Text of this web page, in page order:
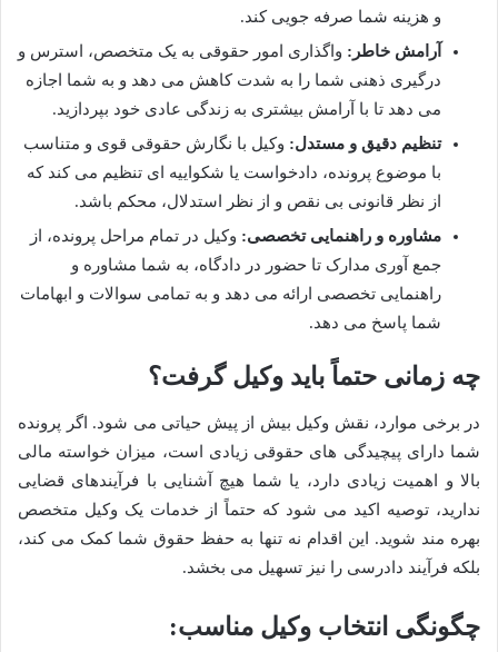
و هزینه شما صرفه جویی کند.
آرامش خاطر: واگذاری امور حقوقی به یک متخصص، استرس و
درگیری ذهنی شما را به شدت کاهش می دهد و به شما اجازه
می دهد تا با آرامش بیشتری به زندگی عادی خود بپردازید.
تنظیم دقیق و مستدل: وکیل با نگارش حقوقی قوی و متناسب
با موضوع پرونده، دادخواست یا شکواییه ای تنظیم می کند که
از نظر قانونی بی نقص و از نظر استدلال، محکم باشد.
مشاوره و راهنمایی تخصصی: وکیل در تمام مراحل پرونده، از
جمع آوری مدارک تا حضور در دادگاه، به شما مشاوره و
راهنمایی تخصصی ارائه می دهد و به تمامی سوالات و ابهامات
شما پاسخ می دهد.
چه زمانی حتماً باید وکیل گرفت؟
در برخی موارد، نقش وکیل بیش از پیش حیاتی می شود. اگر پرونده
شما دارای پیچیدگی های حقوقی زیادی است، میزان خواسته مالی
بالا و اهمیت زیادی دارد، یا شما هیچ آشنایی با فرآیندهای قضایی
ندارید، توصیه اکید می شود که حتماً از خدمات یک وکیل متخصص
بهره مند شوید. این اقدام نه تنها به حفظ حقوق شما کمک می کند،
بلکه فرآیند دادرسی را نیز تسهیل می بخشد.
چگونگی انتخاب وکیل مناسب: